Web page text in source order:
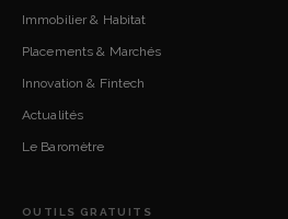
Immobilier & Habitat
Placements & Marchés
Innovation & Fintech
Actualités
Le Baromètre
OUTILS GRATUITS